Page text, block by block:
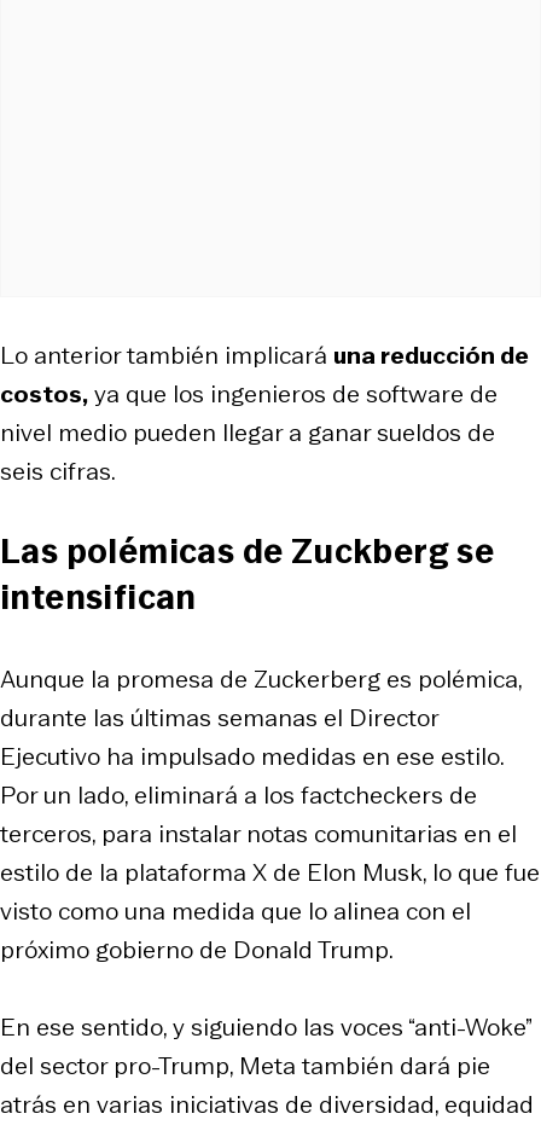
Lo anterior también implicará una reducción de
costos,ya que los ingenieros de software de
nivel medio pueden llegar a ganar sueldos de
seis cifras.
Las polémicas de Zuckberg se
intensifican
Aunque la promesa de Zuckerberg es polémica,
durante las últimas semanas el Director
Ejecutivo ha impulsado medidas en ese estilo.
Por un lado, eliminará a los factcheckers de
terceros, para instalar notas comunitarias en el
estilo de la plataforma X de Elon Musk, lo que fue
visto como una medida que lo alinea con el
próximo gobierno de Donald Trump.
En ese sentido, y siguiendo las voces “anti-Woke”
del sector pro-Trump, Meta también dará pie
atrás en varias iniciativas de diversidad, equidad